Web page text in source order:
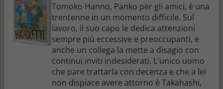
Tomoko Hanno, Panko per gli amici, è una
trentenne in un momento difficile. Sul
lavoro, il suo capo le dedica attenzioni
sempre più eccessive e preoccupanti, e
anche un collega la mette a disagio con
continui inviti indesiderati. L'unico uomo
che pare trattarla con decenza e che a lei
non dispiace avere attorno è Takahashi,